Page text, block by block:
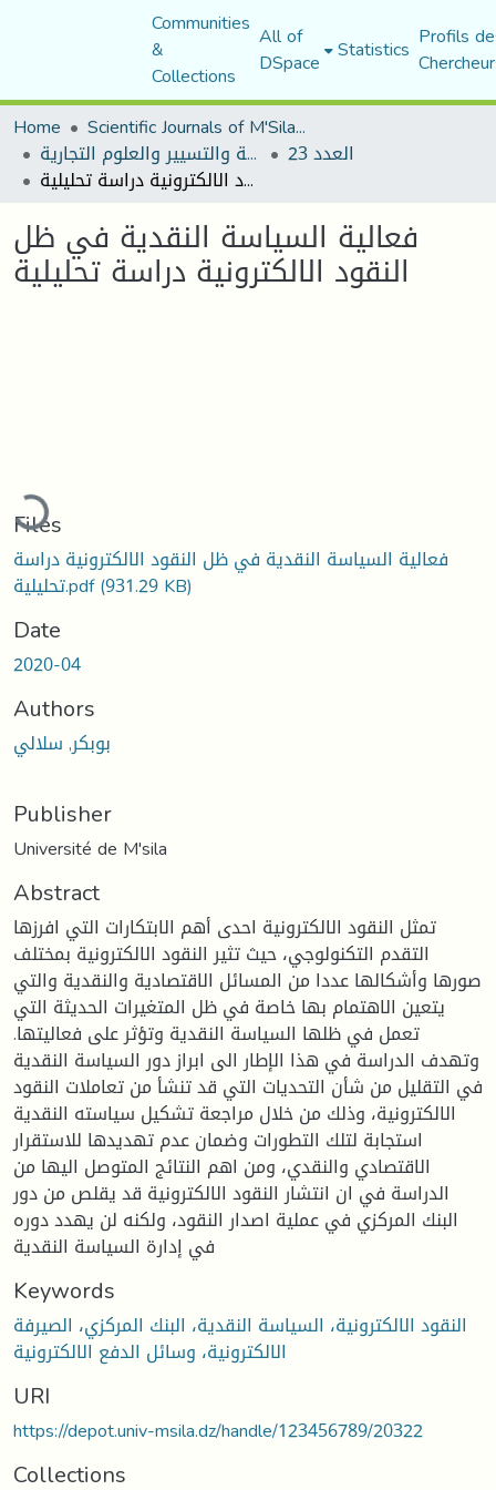
Communities
&
Collections
All of
DSpace Statistics Profils
Home
Scientific Journals of M'Sila University
مجلة العلوم الاقتصادية والتسيير والعلوم التجارية العدد 23
فعالية السياسة النقدية في ظل النقود الالكترونية دراسة تحليلية
فعالية السياسة النقدية في ظل
النقود الالكترونية دراسة تحليلية
Files
فعالية السياسة النقدية في ظل النقود الالكترونية دراسة
تحليلية.pdf(931.29 KB)
Date
2020-04
Authors
بوبكر, سلالي
Publisher
Université de M'sila
Abstract
تمثل النقود الالكترونية احدى أهم الابتكارات التي افرزها
التقدم التكنولوجي، حيث تثير النقود الالكترونية بمختلف
صورها وأشكالها عددا من المسائل الاقتصادية والنقدية والتي
يتعين الاهتمام بها خاصة في ظل المتغيرات الحديثة التي
تعمل في ظلها السياسة النقدية وتؤثر على فعاليتها.
وتهدف الدراسة في هذا الإطار الى ابراز دور السياسة النقدية
في التقليل من شأن التحديات التي قد تنشأ من تعاملات النقود
الالكترونية، وذلك من خلال مراجعة تشكيل سياسته النقدية
استجابة لتلك التطورات وضمان عدم تهديدها للاستقرار
الاقتصادي والنقدي، ومن اهم النتائج المتوصل اليها من
الدراسة في ان انتشار النقود الالكترونية قد يقلص من دور
البنك المركزي في عملية اصدار النقود، ولكنه لن يهدد دوره
في إدارة السياسة النقدية
Keywords
النقود الالكترونية، السياسة النقدية، البنك المركزي، الصيرفة
الالكترونية، وسائل الدفع الالكترونية
URI
https://depot.univ-msila.dz/handle/123456789/20322
Collections